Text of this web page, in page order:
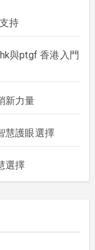
持
與ptgf 香港入門
新力量
慧護眼選擇
選擇